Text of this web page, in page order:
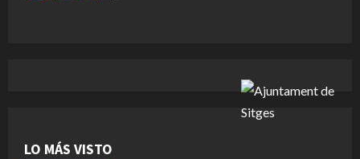
LO MÁS VISTO